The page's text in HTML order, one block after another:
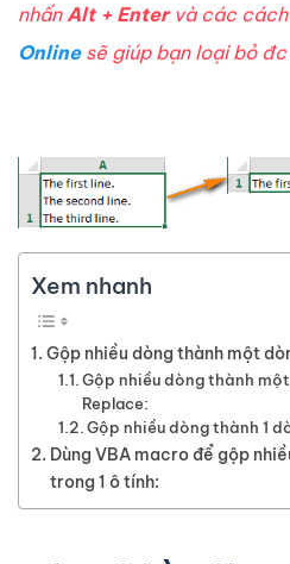
nhấn Alt + Enter và các
Onlinesẽ giúp bạn loại bỏ
Xem nhanh
Gộp nhiều dòng thành một
Gộp nhiều dòng thành
Replace:
Gộp nhiều dòng thành 1
Dùng VBA macro để gộp
trong 1 ô tính: